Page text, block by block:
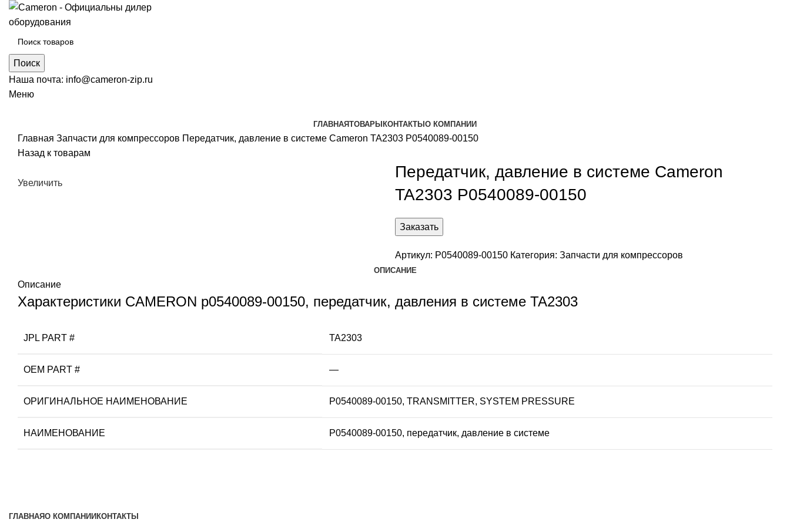
Поиск
Наша почта: info@cameron-zip.ru
Меню
ГЛАВНАЯТОВАРЫ КОНТАКТЫ О КОМПАНИИ
Главная Запчасти для компрессоров Передатчик, давление в системе Cameron TA2303 P0540089-00150
Назад к товарам
Увеличить
Передатчик, давление в системе Cameron
TA2303 P0540089-00150
Заказать
Артикул: P0540089-00150 Категория: Запчасти для компрессоров
ОПИСАНИЕ
Описание
Характеристики CAMERON p0540089-00150, передатчик, давления в системе TA2303
JPL PART # TA2303
OEM PART # —
ОРИГИНАЛЬНОЕ НАИМЕНОВАНИЕ P0540089-00150, TRANSMITTER, SYSTEM PRESSURE
НАИМЕНОВАНИЕ P0540089-00150, передатчик, давление в системе
ГЛАВНАЯО КОМПАНИИ КОНТАКТЫ